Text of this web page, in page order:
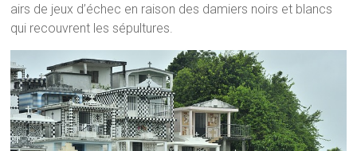
airs de jeux d’échec en raison des damiers noirs et blancs
qui recouvrent les sépultures.